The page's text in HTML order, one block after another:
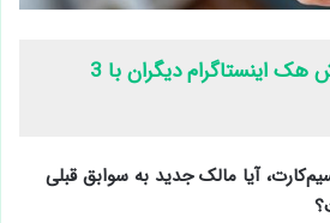
روش هک اینستاگرام دیگران با 3
آیا مالک جدید به سوابق قبلی